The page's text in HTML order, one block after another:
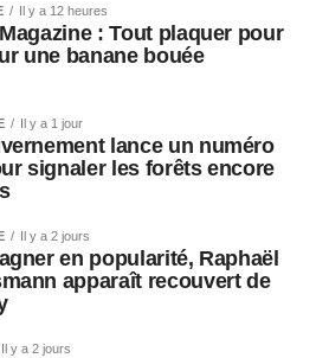
Il y a 12 heures
: Tout plaquer pour
une banane bouée
Il y a 1 jour
lance un numéro
signaler les forêts encore
Il y a 2 jours
en popularité, Raphaël
apparaît recouvert de
Il y a 2 jours